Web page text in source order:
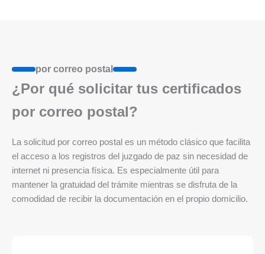
por correo postal
¿Por qué solicitar tus certificados
por correo postal?
La solicitud por correo postal es un método clásico que facilita
el acceso a los registros del juzgado de paz sin necesidad de
internet ni presencia física. Es especialmente útil para
mantener la gratuidad del trámite mientras se disfruta de la
comodidad de recibir la documentación en el propio domicilio.